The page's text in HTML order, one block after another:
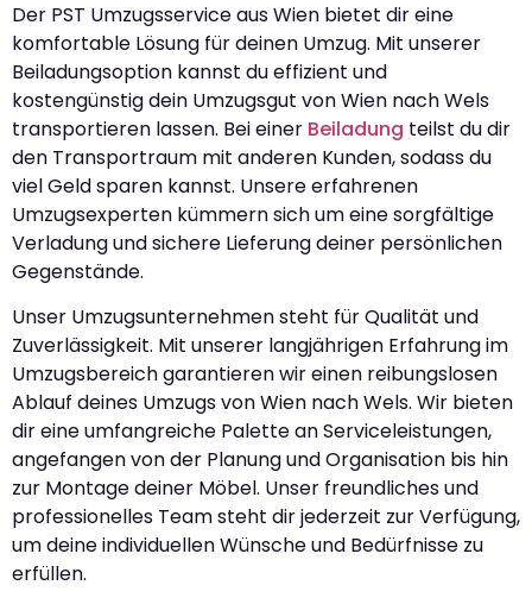
Der PST Umzugsservice aus Wien bietet dir eine
komfortable Lösung für deinen Umzug. Mit unserer
Beiladungsoption kannst du effizient und
kostengünstig dein Umzugsgut von Wien nach Wels
transportieren lassen. Bei einer Beiladung teilst du dir
den Transportraum mit anderen Kunden, sodass du
viel Geld sparen kannst. Unsere erfahrenen
Umzugsexperten kümmern sich um eine sorgfältige
Verladung und sichere Lieferung deiner persönlichen
Gegenstände.
Unser Umzugsunternehmen steht für Qualität und
Zuverlässigkeit. Mit unserer langjährigen Erfahrung im
Umzugsbereich garantieren wir einen reibungslosen
Ablauf deines Umzugs von Wien nach Wels. Wir bieten
dir eine umfangreiche Palette an Serviceleistungen,
angefangen von der Planung und Organisation bis hin
zur Montage deiner Möbel. Unser freundliches und
professionelles Team steht dir jederzeit zur Verfügung,
um deine individuellen Wünsche und Bedürfnisse zu
erfüllen.